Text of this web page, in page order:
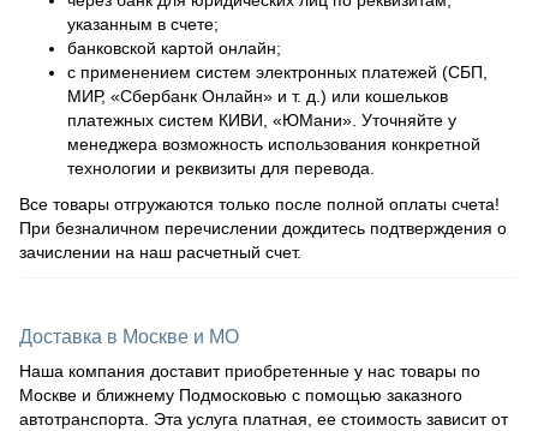
указанным в счете;
банковской картой онлайн;
с применением систем электронных платежей (СБП,
МИР, «Сбербанк Онлайн» и т. д.) или кошельков
платежных систем КИВИ, «ЮМани». Уточняйте у
менеджера возможность использования конкретной
технологии и реквизиты для перевода.
Все товары отгружаются только после полной оплаты счета!
При безналичном перечислении дождитесь подтверждения о
зачислении на наш расчетный счет.
Доставка в Москве и МО
Наша компания доставит приобретенные у нас товары по
Москве и ближнему Подмосковью с помощью заказного
автотранспорта. Эта услуга платная, ее стоимость зависит от